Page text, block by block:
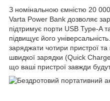
З номінальною ємністю 20
Varta Power Bank дозволяє
підтримує порти USB Type-A
підвищує його
заряджати чотири пристрої та
швидкої зарядки (Quick
що ваші пристрої завжди